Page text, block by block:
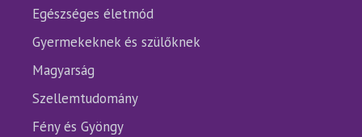
Egészséges életmód
Gyermekeknek és szülőknek
Magyarság
Szellemtudomány
Fény és Gyöngy